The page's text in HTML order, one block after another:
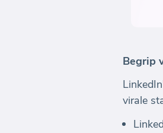
Begrip
virale